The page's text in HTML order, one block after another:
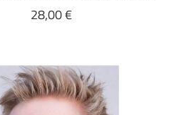
28,00 €